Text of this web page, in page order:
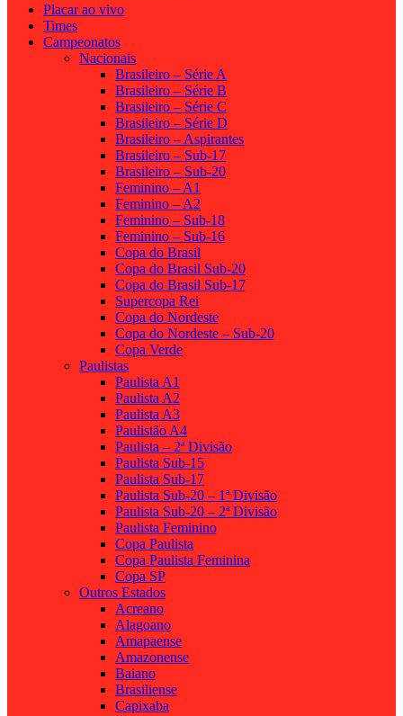
Placar ao vivo
Times
Campeonatos
Nacionais
Brasileiro – Série A
Brasileiro – Série B
Brasileiro – Série C
Brasileiro – Série D
Brasileiro – Aspirantes
Brasileiro – Sub-17
Brasileiro – Sub-20
Feminino – A1
Feminino – A2
Feminino – Sub-18
Feminino – Sub-16
Copa do Brasil
Copa do Brasil Sub-20
Copa do Brasil Sub-17
Supercopa Rei
Copa do Nordeste
Copa do Nordeste – Sub-20
Copa Verde
Paulistas
Paulista A1
Paulista A2
Paulista A3
Paulistão A4
Paulista – 2ª Divisão
Paulista Sub-15
Paulista Sub-17
Paulista Sub-20 – 1ª Divisão
Paulista Sub-20 – 2ª Divisão
Paulista Feminino
Copa Paulista
Copa Paulista Feminina
Copa SP
Outros Estados
Acreano
Alagoano
Amapaense
Amazonense
Baiano
Brasiliense
Capixaba